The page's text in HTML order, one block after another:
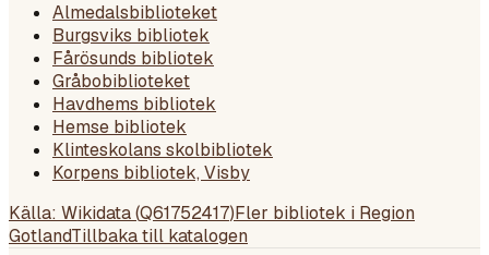
Almedalsbiblioteket
Burgsviks bibliotek
Fårösunds bibliotek
Gråbobiblioteket
Havdhems bibliotek
Hemse bibliotek
Klinteskolans skolbibliotek
Korpens bibliotek, Visby
Källa: Wikidata (Q61752417)Fler bibliotek i Region
GotlandTillbaka till katalogen